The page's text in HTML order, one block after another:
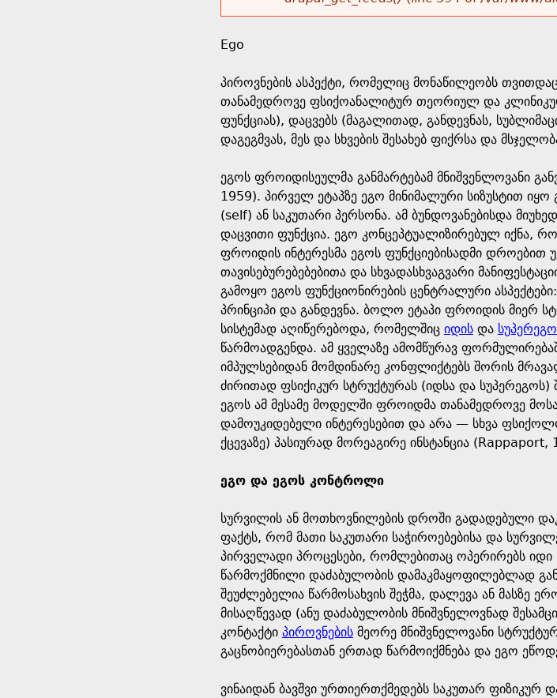
r
s
e
h
e
r
e
r
m
s
s
a
g
e
Ego
პიროვნების ასპექტი, რომელიც მონაწილეობს
თანამედროვე ფსიქოანალიტურ თეორიულ და
ფუნქციას), დაცვებს (მაგალითად, განდევნას,
დაგეგმვას, მეს და სხვების შესახებ ფიქრსა და
ეგოს ფროიდისეულმა განმარტებამ მნიშვენლოვანი
1959). პირველ ეტაპზე ეგო მინიმალური სიზუსტით
(self) ან საკუთარი პერსონა. ამ ბუნდოვანებისდა
დაცვითი ფუნქცია. ეგო კონცეპტუალიზირებულ იქნა,
ფროიდის ინტერესმა ეგოს ფუნქციებისადმი დროებით
თავისებურებებებითა და სხვადასხვაგვარი
გამოყო ეგოს ფუნქციონირების ცენტრალური
პრინციპი და განდევნა. ბოლო ეტაპი ფროიდის მიერ
სისტემად აღიწერებოდა, რომელშიც იდისდა
წარმოადგენდა. ამ ყველაზე ამომწურავ
იმპულსებიდან მომდინარე კონფლიქტებს შორის
ძირითად ფსიქიკურ სტრუქტურას (იდსა და
ეგოს ამ მესამე მოდელში ფროიდმა თანამედროვე
დამოუკიდებელი ინტერესებით და არა — სხვა
ქცევაზე) პასიურად მორეაგირე ინსტანცია (Rappaport,
ეგო და ეგოს კონტროლი
სურვილის ან მოთხოვნილების დროში გადადებული
ფაქტს, რომ მათი საკუთარი საჭიროებებისა და
პირველადი პროცესები, რომლებითაც ოპერირებს იდი
წარმოქმნილი დაძაბულობის დამაკმაყოფილებლად
შეუძლებელია წარმოსახვის შეჭმა, დალევა ან მასზე
მისაღწევად (ანუ დაძაბულობის მნიშვნელოვნად
კონტაქტი პიროვნებისმეორე მნიშვნელოვანი
გაცნობიერებასთან ერთად წარმოიქმნება და ეგო
ვინაიდან ბავშვი ურთიერთქმედებს საკუთარ